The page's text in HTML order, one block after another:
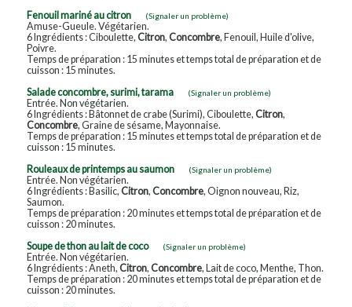
Fenouil mariné au citron
(Signaler un problème)
Amuse-Gueule. Végétarien.
6 Ingrédients : Ciboulette, Citron, Concombre, Fenouil, Huile d'olive,
Poivre.
Temps de préparation : 15 minutes et temps total de préparation et de
cuisson : 15 minutes.
Salade concombre, surimi, tarama
(Signaler un problème)
Entrée. Non végétarien.
6 Ingrédients : Bâtonnet de crabe (Surimi), Ciboulette, Citron,
Concombre, Graine de sésame, Mayonnaise.
Temps de préparation : 15 minutes et temps total de préparation et de
cuisson : 15 minutes.
Rouleaux de printemps au saumon
(Signaler un problème)
Entrée. Non végétarien.
6 Ingrédients : Basilic, Citron, Concombre, Oignon nouveau, Riz,
Saumon.
Temps de préparation : 20 minutes et temps total de préparation et de
cuisson : 20 minutes.
Soupe de thon au lait de coco
(Signaler un problème)
Entrée. Non végétarien.
6 Ingrédients : Aneth, Citron, Concombre, Lait de coco, Menthe, Thon.
Temps de préparation : 20 minutes et temps total de préparation et de
cuisson : 20 minutes.